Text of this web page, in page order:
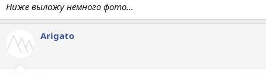
Ниже выложу немного фото...
Arigato